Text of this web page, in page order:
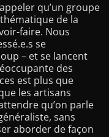
qu’un groupe
de la
faire. Nous
se
– et se lancent
des
est plus que
les artisans
qu’on parle
sans
aborder de façon